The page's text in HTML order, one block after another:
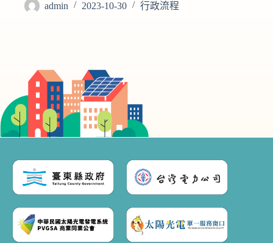
admin 2023-10-30 行政流程